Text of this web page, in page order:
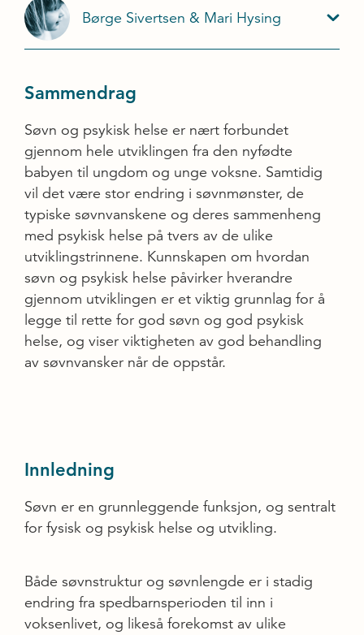
Børge Sivertsen & Mari Hysing
Sammendrag
Søvn og psykisk helse er nært forbundet
gjennom hele utviklingen fra den nyfødte
babyen til ungdom og unge voksne. Samtidig
vil det være stor endring i søvn­mønster, de
typiske søvnvanskene og deres sammenheng
med psykisk helse på tvers av de ulike
utviklingstrinnene. Kunnskapen om hvordan
søvn og psykisk helse påvirker hverandre
gjennom utviklingen er et viktig grunnlag for å
legge til rette for god søvn og god psykisk
helse, og viser viktigheten av god behandling
av søvnvansker når de oppstår.
Innledning
Søvn er en grunnleggende funksjon, og sentralt
for fysisk og psykisk helse og utvikling.
Både søvnstruktur og søvnlengde er i stadig
endring fra spedbarnsperioden til inn i
voksenlivet, og likeså forekomst av ulike